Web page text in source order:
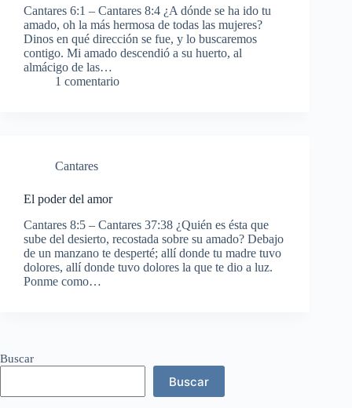
Cantares 6:1 – Cantares 8:4 ¿A dónde se ha ido tu
amado, oh la más hermosa de todas las mujeres?
Dinos en qué dirección se fue, y lo buscaremos
contigo. Mi amado descendió a su huerto, al
almácigo de las…
1 comentario
Cantares
El poder del amor
Cantares 8:5 – Cantares 37:38 ¿Quién es ésta que
sube del desierto, recostada sobre su amado? Debajo
de un manzano te desperté; allí donde tu madre tuvo
dolores, allí donde tuvo dolores la que te dio a luz.
Ponme como…
Buscar
Buscar